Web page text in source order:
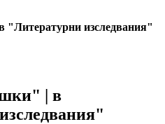
изследвания"
| в